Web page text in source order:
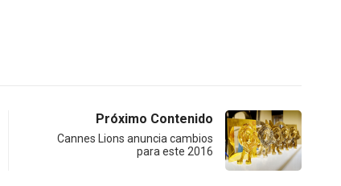
Próximo Contenido
Cannes Lions anuncia cambios
para este 2016